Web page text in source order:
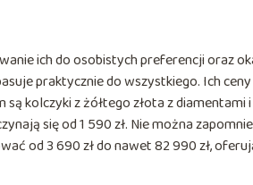
ich do osobistych preferencji oraz
praktycznie do wszystkiego. Ich ceny
kolczyki z żółtego złota z diamentami i
się od 1 590 zł. Nie można
od 3 690 zł do nawet 82 990 zł,